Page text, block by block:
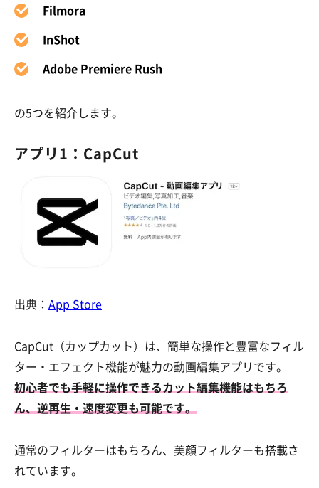
Filmora
InShot
Adobe Premiere Rush
の5つを紹介します。
アプリ1：CapCut
出典： App Store
CapCut（カップカット）は、簡単な操作と豊富なフィル
ター・エフェクト機能が魅力の動画編集アプリです。
初心者でも手軽に操作できるカット編集機能はもちろ
ん、逆再生・速度変更も可能です。
通常のフィルターはもちろん、美顔フィルターも搭載さ
れています。